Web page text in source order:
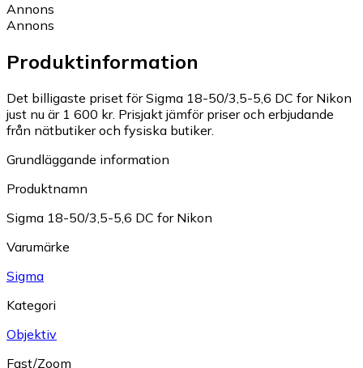
Annons
Annons
Produktinformation
Det billigaste priset för Sigma 18-50/3,5-5,6 DC for Nikon
just nu är 1 600 kr. Prisjakt jämför priser och erbjudande
från nätbutiker och fysiska butiker.
Grundläggande information
Produktnamn
Sigma 18-50/3,5-5,6 DC for Nikon
Varumärke
Sigma
Kategori
Objektiv
Fast/Zoom